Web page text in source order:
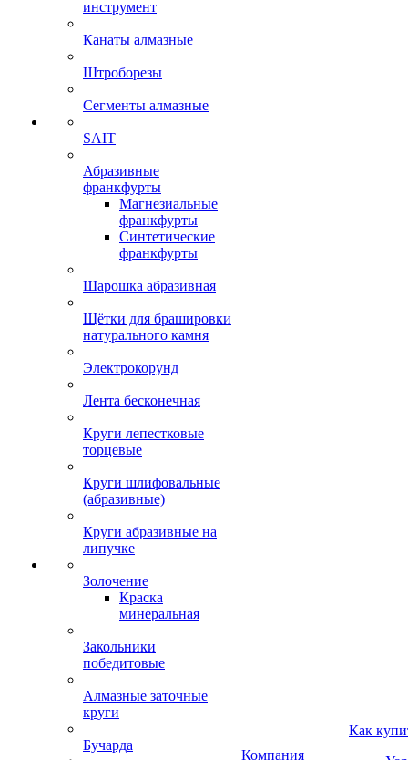
инструмент
Канаты алмазные
Штроборезы
Сегменты алмазные
SAIT
Абразивные
франкфурты
Магнезиальные
франкфурты
Синтетические
франкфурты
Шарошка абразивная
Щётки для брашировки
натурального камня
Электрокорунд
Лента бесконечная
Круги лепестковые
торцевые
Круги шлифовальные
(абразивные)
Круги абразивные на
липучке
Золочение
Краска
минеральная
Закольники
победитовые
Алмазные заточные
круги
Бучарда
Компания
Как